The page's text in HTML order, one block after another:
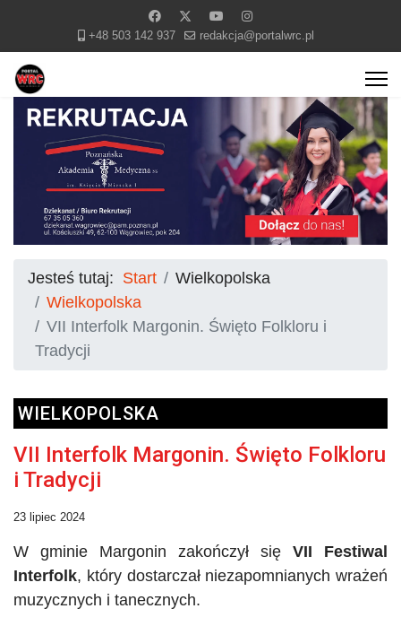
+48 503 142 937 redakcja@portalwrc.pl
Jesteś tutaj: Start
Wielkopolska
Wielkopolska
VII Interfolk Margonin. Święto Folkloru i
Tradycji
WIELKOPOLSKA
VII Interfolk Margonin. Święto Folkloru
i Tradycji
23 lipiec 2024
W gminie Margonin zakończył się VII Festiwal
Interfolk, który dostarczał niezapomnianych wrażeń
muzycznych i tanecznych.